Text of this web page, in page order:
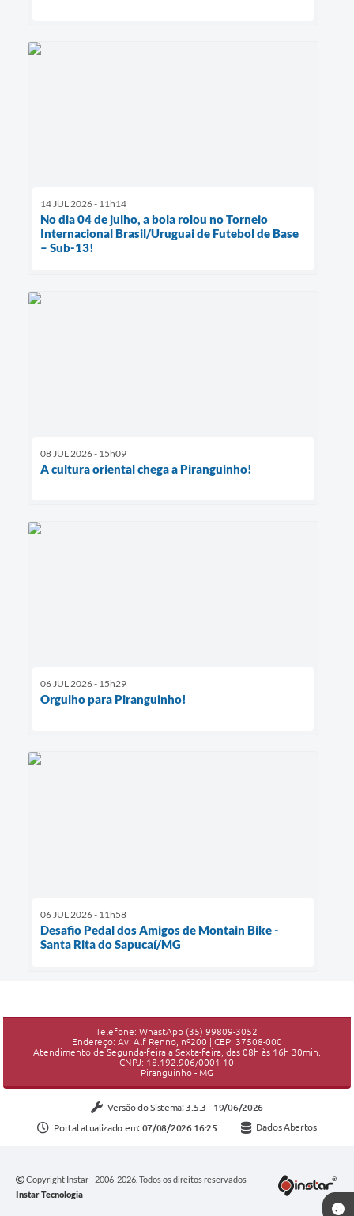
14 JUL 2026 - 11h14
No dia 04 de julho, a bola rolou no Torneio
Internacional Brasil/Uruguai de Futebol de Base
– Sub-13!
08 JUL 2026 - 15h09
A cultura oriental chega a Piranguinho!
06 JUL 2026 - 15h29
Orgulho para Piranguinho!
06 JUL 2026 - 11h58
Desafio Pedal dos Amigos de Montain Bike -
Santa Rita do Sapucaí/MG
Telefone: WhastApp (35) 99809-3052
Endereço: Av: Alf Renno, nº200 | CEP: 37508-000
Atendimento de Segunda-feira a Sexta-feira, das 08h às 16h 30min.
CNPJ: 18.192.906/0001-10
Piranguinho - MG
Versão do Sistema: 3.5.3 - 19/06/2026
Portal atualizado em: 07/08/2026 16:25 Dados Abertos
Copyright Instar - 2006-2026. Todos os direitos reservados -
Instar Tecnologia